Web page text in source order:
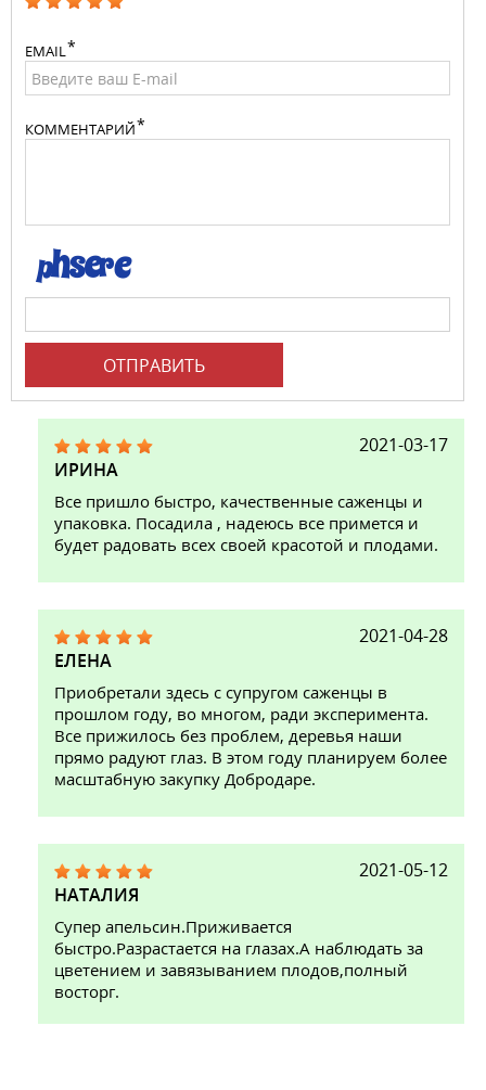
EMAIL
КОММЕНТАРИЙ
ОТПРАВИТЬ
2021-03-17
ИРИНА
Все пришло быстро, качественные саженцы и
упаковка. Посадила , надеюсь все примется и
будет радовать всех своей красотой и плодами.
2021-04-28
ЕЛЕНА
Приобретали здесь с супругом саженцы в
прошлом году, во многом, ради эксперимента.
Все прижилось без проблем, деревья наши
прямо радуют глаз. В этом году планируем более
масштабную закупку Добродаре.
2021-05-12
НАТАЛИЯ
Супер апельсин.Приживается
быстро.Разрастается на глазах.А наблюдать за
цветением и завязыванием плодов,полный
восторг.